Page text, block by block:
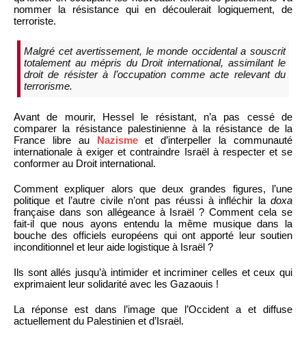
nommer la résistance qui en découlerait logiquement, de
terroriste.
Malgré cet avertissement, le monde occidental a souscrit
totalement au mépris du Droit international, assimilant le
droit de résister à l’occupation comme acte relevant du
terrorisme.
Avant de mourir, Hessel le résistant, n’a pas cessé de
comparer la résistance palestinienne à la résistance de la
France libre au Nazismeet d’interpeller la communauté
internationale à exiger et contraindre Israël à respecter et se
conformer au Droit international.
Comment expliquer alors que deux grandes figures, l’une
politique et l’autre civile n’ont pas réussi à infléchir la doxa
française dans son allégeance à Israël ? Comment cela se
fait-il que nous ayons entendu la même musique dans la
bouche des officiels européens qui ont apporté leur soutien
inconditionnel et leur aide logistique à Israël ?
Ils sont allés jusqu’à intimider et incriminer celles et ceux qui
exprimaient leur solidarité avec les Gazaouis !
La réponse est dans l’image que l’Occident a et diffuse
actuellement du Palestinien et d’Israël.